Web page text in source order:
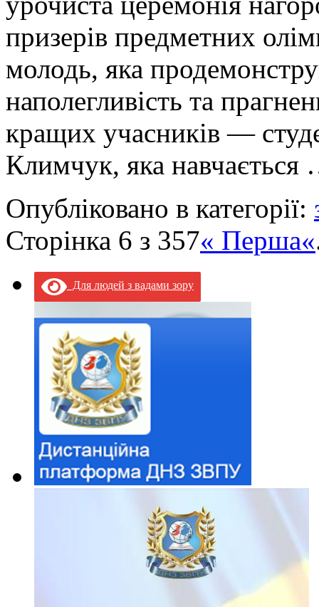
призерів предметних
молодь, яка
наполегливість та
кращих учасників —
Климчук, яка
Опубліковано в категорії:
Сторінка 6 з 357« Перша«
Для людей з вадами зору